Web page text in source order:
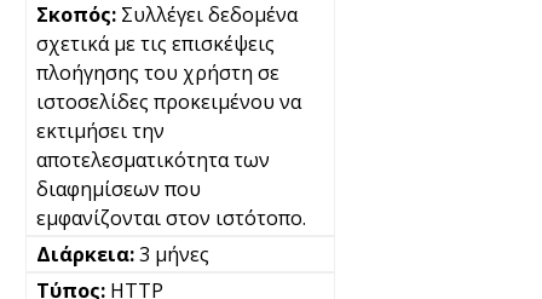
Συλλέγει δεδομένα
σχετικά με τις επισκέψεις
πλοήγησης του χρήστη σε
ιστοσελίδες προκειμένου να
εκτιμήσει την
αποτελεσματικότητα των
διαφημίσεων που
εμφανίζονται στον ιστότοπο.
3 μήνες
HTTP